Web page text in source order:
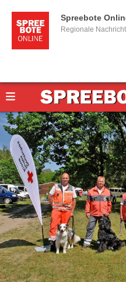
Spreebote
Regionale